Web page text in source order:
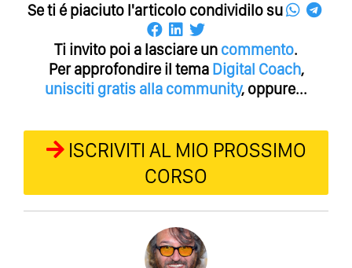
Se ti é piaciuto l'articolo condividilo su
Ti invito poi a lasciare un commento.
Per approfondire il tema Digital Coach,
unisciti gratis alla community, oppure...
ISCRIVITI AL MIO PROSSIMO
CORSO